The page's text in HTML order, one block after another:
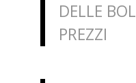
DELLE
PREZZI